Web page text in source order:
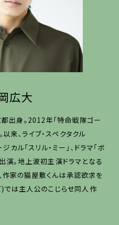
広大
出身。2012年「特命戦隊ゴー
来、ライブ・スペクタクル
カル「スリル・ミー」、ドラマ「ボ
出演。地上波初主演ドラマとなる
作家の猫屋敷くんは承認欲求を
)では主人公のこじらせ同人作